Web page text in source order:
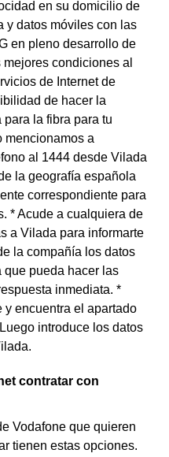
en su domicilio de
y datos móviles con las
en pleno desarrollo de
condiciones al
de Internet de
de hacer la
la fibra para tu
mencionamos a
al 1444 desde Vilada
la geografía española
correspondiente para
* Acude a cualquiera de
a Vilada para informarte
la compañía los datos
pueda hacer las
inmediata. *
y encuentra el apartado
introduce los datos
contratar con
Vodafone que quieren
tienen estas opciones.